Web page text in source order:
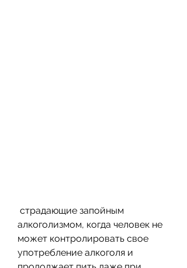
алкоголизмом, когда человек не
может контролировать свое
употребление алкоголя и